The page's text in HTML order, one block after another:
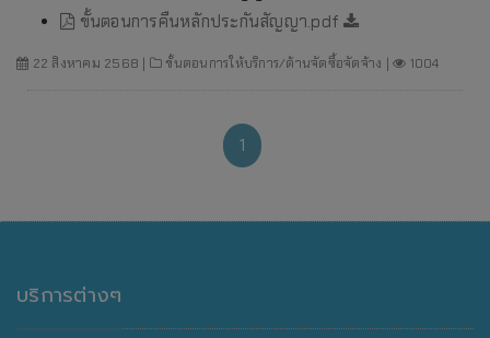
ขั้นตอนการคืนหลักประกันสัญญา.pdf
22 สิงหาคม 2568 | ขั้นตอนการให้บริการ/ด้านจัดซื้อจัดจ้าง | 1004
1
บริการต่างๆ